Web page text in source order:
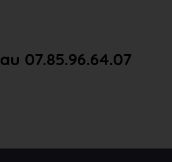
07.85.96.64.07